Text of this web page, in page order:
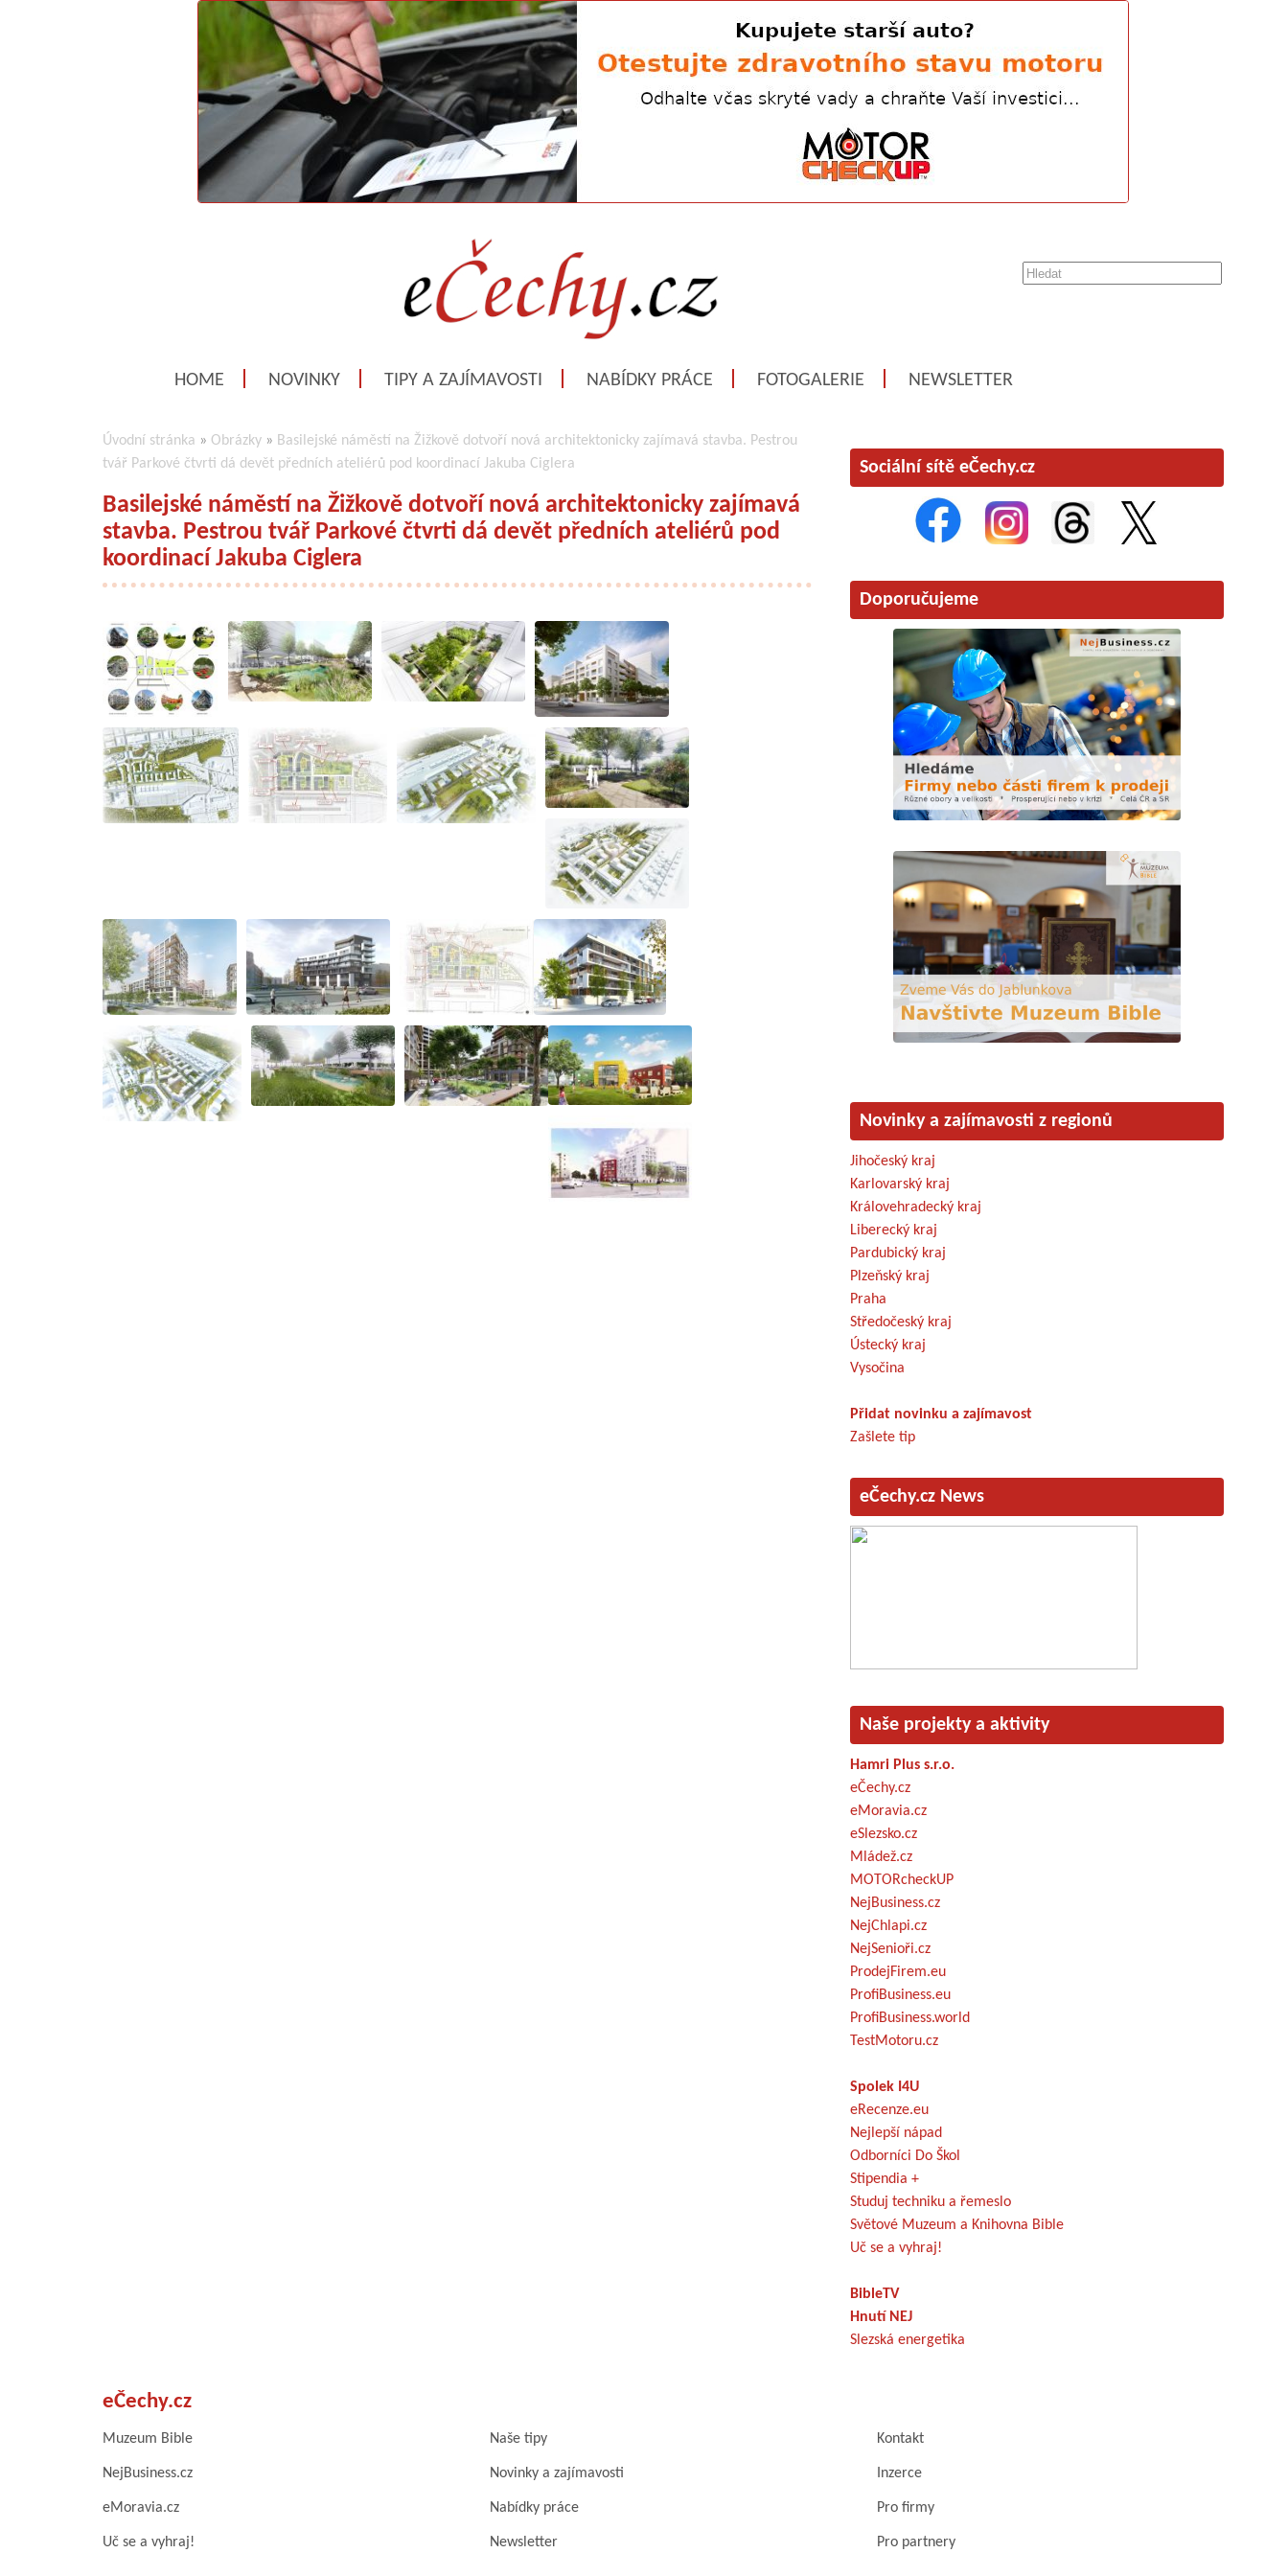
HOME NOVINKY TIPY A ZAJÍMAVOSTI NABÍDKY PRÁCE FOTOGALERIE NEWSLETTER
Úvodní stránka » Obrázky » Basilejské náměstí na Žižkově dotvoří nová architektonicky zajímavá stavba. Pestrou
tvář Parkové čtvrti dá devět předních ateliérů pod koordinací Jakuba Ciglera
Basilejské náměstí na Žižkově dotvoří nová architektonicky zajímavá
stavba. Pestrou tvář Parkové čtvrti dá devět předních ateliérů pod
koordinací Jakuba Ciglera
Sociální sítě eČechy.cz
Doporučujeme
Novinky a zajímavosti z regionů
Jihočeský kraj
Karlovarský kraj
Královehradecký kraj
Liberecký kraj
Pardubický kraj
Plzeňský kraj
Praha
Středočeský kraj
Ústecký kraj
Vysočina
Přidat novinku a zajímavost
Zašlete tip
eČechy.cz News
Naše projekty a aktivity
Hamri Plus s.r.o.
eČechy.cz
eMoravia.cz
eSlezsko.cz
Mládež.cz
MOTORcheckUP
NejBusiness.cz
NejChlapi.cz
NejSenioři.cz
ProdejFirem.eu
ProfiBusiness.eu
ProfiBusiness.world
TestMotoru.cz
Spolek I4U
eRecenze.eu
Nejlepší nápad
Odborníci Do Škol
Stipendia +
Studuj techniku a řemeslo
Světové Muzeum a Knihovna Bible
Uč se a vyhraj!
BibleTV
Hnutí NEJ
Slezská energetika
eČechy.cz
Muzeum Bible Naše tipy Kontakt
NejBusiness.cz Novinky a zajímavosti Inzerce
eMoravia.cz Nabídky práce Pro firmy
Uč se a vyhraj! Newsletter Pro partnery